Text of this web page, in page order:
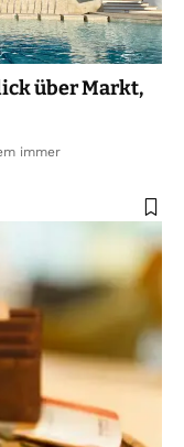
über Markt,
immer